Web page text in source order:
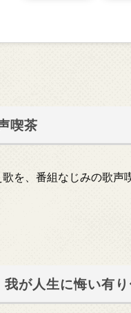
喫茶
を、番組なじみの歌
我が人生に悔い有